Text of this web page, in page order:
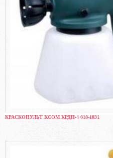
КРАСКОПУЛЬТ КСОМ КРДП-4 018-1031